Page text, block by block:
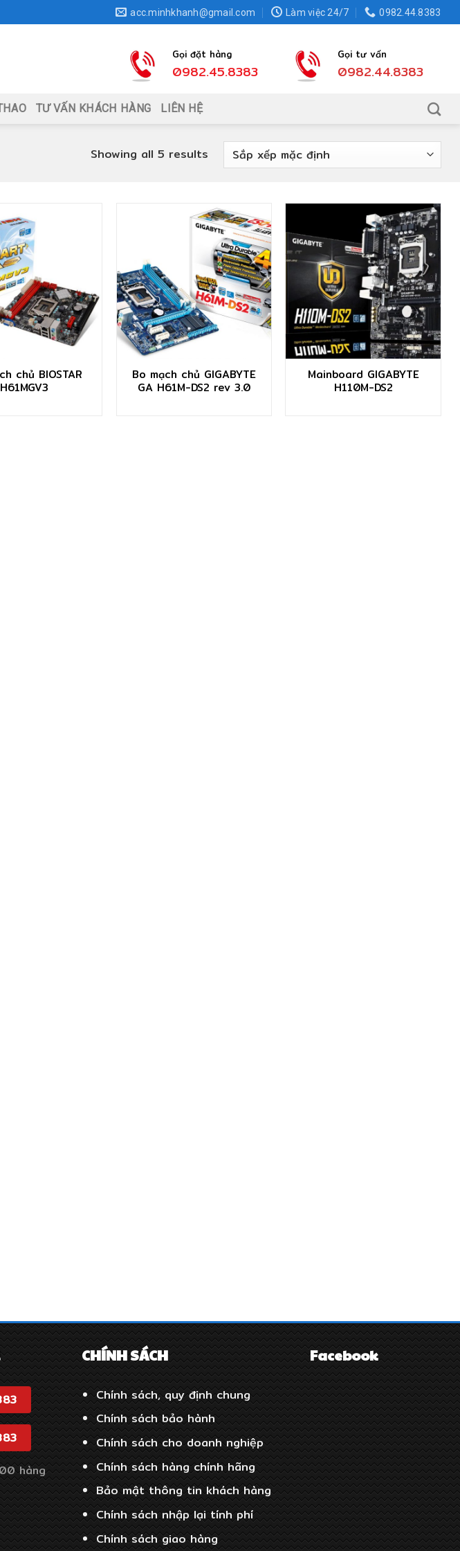
acc.minhkhanh@gmail.com Làm việc 24/7 0982.44.8383
Gọi đặt hàng
0982.45.8383
Gọi tư vấn
0982.44.8383
TƯ VẤN KHÁCH HÀNG LIÊN HỆ
Showing all 5 results
chủ BIOSTAR
H61MGV3
Bo mạch chủ GIGABYTE
GA H61M-DS2 rev 3.0
Mainboard GIGABYTE
H110M-DS2
hàng
CHÍNH SÁCH
Chính sách, quy định chung
Chính sách bảo hành
Chính sách cho doanh nghiệp
Chính sách hàng chính hãng
Bảo mật thông tin khách hàng
Chính sách nhập lại tính phí
Chính sách giao hàng
Facebook